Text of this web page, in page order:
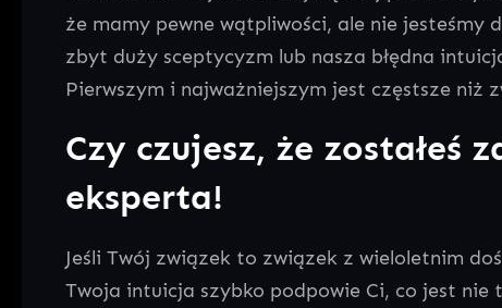
że mamy pewne wątpliwości, ale nie jesteśmy
zbyt duży sceptycyzm lub nasza błędna
Pierwszym i najważniejszym jest częstsze niż
Czy czujesz, że zostałeś
eksperta!
Jeśli Twój związek to związek z wieloletnim
Twoja intuicja szybko podpowie Ci, co jest nie